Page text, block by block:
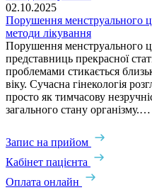
02.10.2025
Порушення менструального
методи лікування
​Порушення менструального
представниць прекрасної
проблемами стикається
віку. Сучасна гінекологія
просто як тимчасову
загального стану організму.…
Запис на прийом
Кабінет пацієнта
Оплата онлайн